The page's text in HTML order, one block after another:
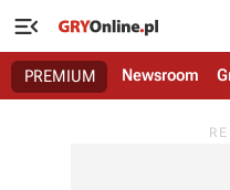

PREMIUM Newsroom